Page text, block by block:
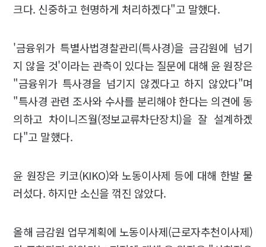
크다. 신중하고 현명하게 처리하겠다"고 말했다.
'금융위가 특별사법경찰관리(특사경)을 금감원에 넘기
지 않을 것'이라는 관측이 있다는 질문에 대해 윤 원장은
"금융위가 특사경을 넘기지 않겠다고 하지 않았다"며
"특사경 관련 조사와 수사를 분리해야 한다는 의견에 동
의하고 차이니즈월(정보교류차단장치)을 잘 설계하겠
다"고 말했다.
윤 원장은 키코(KIKO)와 노동이사제 등에 대해 한발 물
러섰다. 하지만 소신을 꺾진 않았다.
올해 금감원 업무계획에 노동이사제(근로자추천이사제)